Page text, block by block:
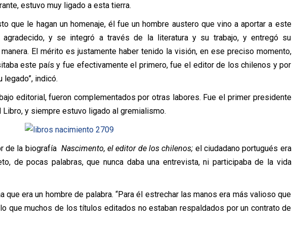
estuvo muy ligado a esta tierra.
que le hagan un homenaje, él fue un hombre austero que vino a aportar a este
agradecido, y se integró a través de la literatura y su trabajo, y entregó su
El mérito es justamente haber tenido la visión, en ese preciso momento,
este país y fue efectivamente el primero, fue el editor de los chilenos y por
indicó.
editorial, fueron complementados por otras labores. Fue el primer presidente
Libro, y siempre estuvo ligado al gremialismo.
de la biografía Nascimento, el editor de los chilenos; el ciudadano portugués era
de pocas palabras, que nunca daba una entrevista, ni participaba de la vida
que era un hombre de palabra. “Para él estrechar las manos era más valioso que
que muchos de los títulos editados no estaban respaldados por un contrato de